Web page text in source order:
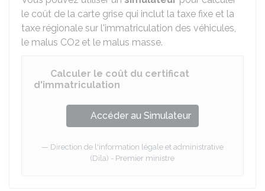
le coût de la carte grise qui inclut la taxe fixe et la
taxe régionale sur l'immatriculation des véhicules,
le malus CO2 et le malus masse.
Calculer le coût du certificat
d'immatriculation
Accéder au Simulateur
Direction de l'information légale et administrative
(Dila) - Premier ministre